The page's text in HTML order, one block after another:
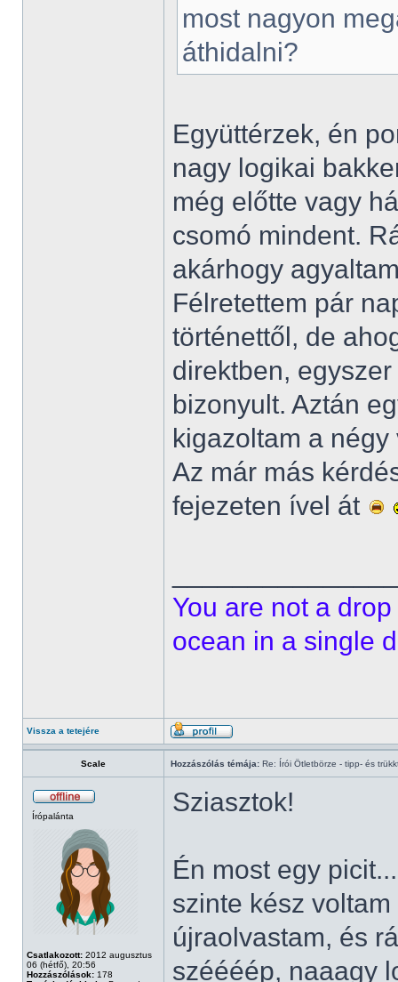
most nagyon
áthidalni?
Együttérzek, én
nagy logikai
még előtte vagy
csomó mindent.
akárhogy
Félretettem pár
történettől, de
direktben,
bizonyult. Aztán
kigazoltam a
Az már más
fejezeten ível át
You are not a
ocean in a single
Vissza a tetejére
Scale Hozzászólás témája: Re: Írói Ötletbörze - tipp- és
Írópalánta
Csatlakozott: 2012 augusztus
06 (hétfő), 20:56
Hozzászólások: 178
Sziasztok!
Én most egy
szinte kész
újraolvastam, és
széééép, naaagy